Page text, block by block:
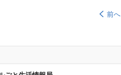
前へ